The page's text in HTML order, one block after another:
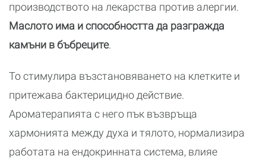
производството на лекарства против алергии.
Маслото има и способността да разгражда
камъни в бъбреците.
То стимулира възстановяването на клетките и
притежава бактерицидно действие.
Ароматерапията с него пък възвръща
хармонията между духа и тялото, нормализира
работата на ендокринната система, влияе